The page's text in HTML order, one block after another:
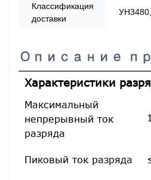
Классификация
доставки
Описание
Характеристики
Максимальный
непрерывный ток
разряда
Пиковый ток разряда